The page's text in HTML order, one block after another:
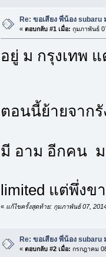
Re: ขอเสียง พี่น้อง subaru
« ตอบกลับ #1 เมื่อ: กุมภาพันธ์
อยู่ ม กรุงเทพ
ตอนนี้ย้ายจาก
มี อาม อีกคน ม
limited แต่พึ่ง
« แก้ไขครั้งสุดท้าย: กุมภาพันธ์ 07,
Re: ขอเสียง พี่น้อง subaru
« ตอบกลับ #2 เมื่อ: กรกฎาคม